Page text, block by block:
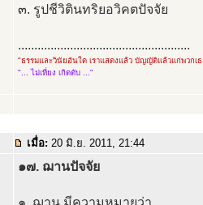
๓. รูปชีวิตินทริยอวิคตปัจจัย
.....................................................
"ธรรมและวินัยอันใด เราแสดงแล้ว บัญญัติแล้วแก่พวกเ
"... ไม่เที่ยง เกิดดับ ..."
เมื่อ: 20 มิ.ย. 2011, 21:44
๑๗. ฌานปัจจัย
๑. ฌาน มีความหมายว่า